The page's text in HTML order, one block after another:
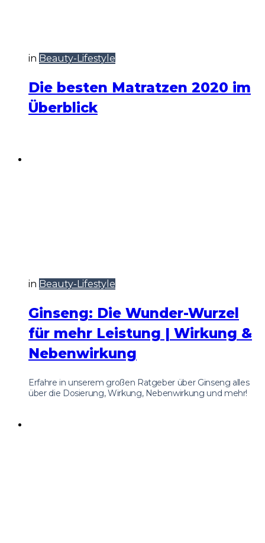
in Beauty-Lifestyle
Die besten Matratzen 2020 im
Überblick
in Beauty-Lifestyle
Ginseng: Die Wunder-Wurzel
für mehr Leistung | Wirkung &
Nebenwirkung
Erfahre in unserem großen Ratgeber über Ginseng alles
über die Dosierung, Wirkung, Nebenwirkung und mehr!